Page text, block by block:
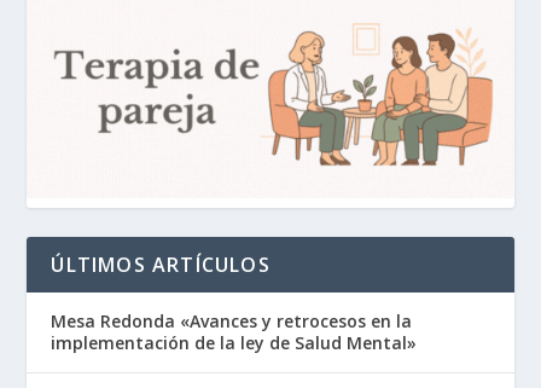
ÚLTIMOS ARTÍCULOS
Mesa Redonda «Avances y retrocesos en la
implementación de la ley de Salud Mental»